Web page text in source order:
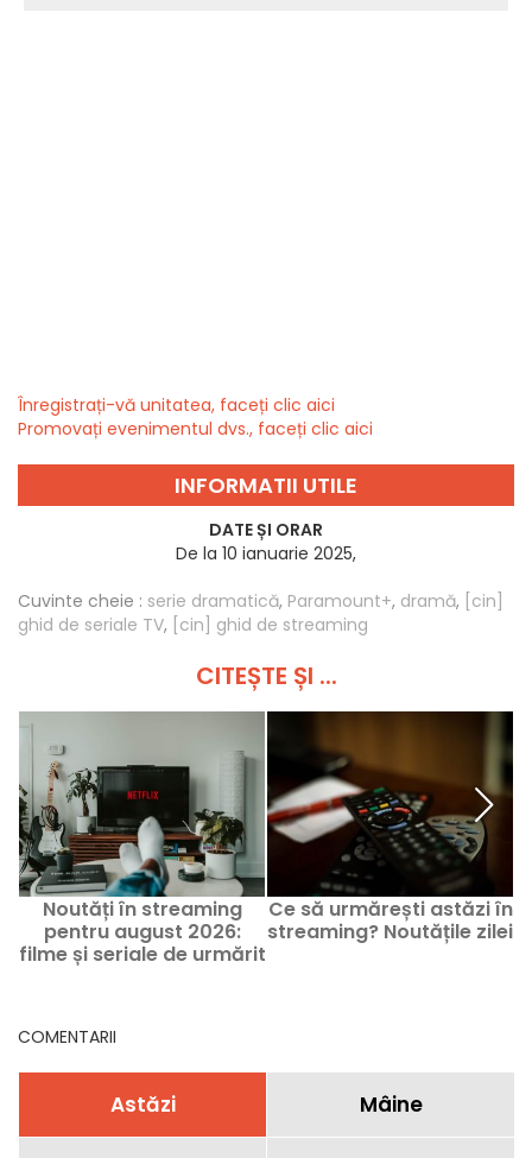
Înregistrați-vă unitatea, faceți clic aici
Promovați evenimentul dvs., faceți clic aici
INFORMATII UTILE
DATE ȘI ORAR
De la 10 ianuarie 2025,
Cuvinte cheie : serie dramatică, Paramount+, dramă, [cin]
ghid de seriale TV, [cin] ghid de streaming
CITEȘTE ȘI ...
Noutăți în streaming
pentru august 2026:
filme și seriale de urmărit
Ce să urmărești astăzi în
streaming? Noutățile zilei
COMENTARII
Astăzi Mâine